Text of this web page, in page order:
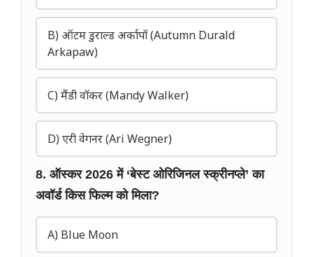
B) ऑटम डुराल्ड अर्कापॉ (Autumn Durald
Arkapaw)
C) मैंडी वॉकर (Mandy Walker)
D) एरी वेगनर (Ari Wegner)
8. ऑस्कर 2026 में ‘बेस्ट ओरिजिनल स्क्रीनप्ले’ का
अवॉर्ड किस फिल्म को मिला?
A) Blue Moon